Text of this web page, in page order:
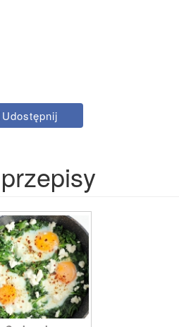
Udostępnij